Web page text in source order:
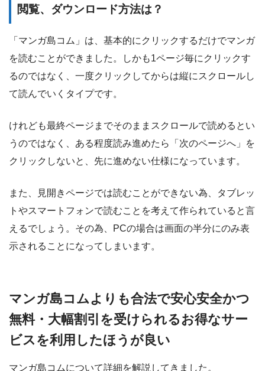
閲覧、ダウンロード方法は？
「マンガ島コム」は、基本的にクリックするだけでマンガ
を読むことができました。しかも1ページ毎にクリックす
るのではなく、一度クリックしてからは縦にスクロールし
て読んでいくタイプです。
けれども最終ページまでそのままスクロールで読めるとい
うのではなく、ある程度読み進めたら「次のページへ」を
クリックしないと、先に進めない仕様になっています。
また、見開きページでは読むことができない為、タブレッ
トやスマートフォンで読むことを考えて作られていると言
えるでしょう。その為、PCの場合は画面の半分にのみ表
示されることになってしまいます。
マンガ島コムよりも合法で安心安全かつ
無料・大幅割引を受けられるお得なサー
ビスを利用したほうが良い
マンガ島コムについて詳細を解説してきました。